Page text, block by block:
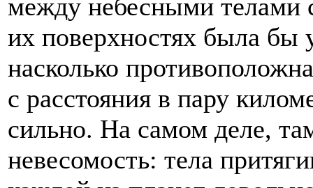
между небесными телами
их поверхностях была бы
насколько
с расстояния в пару
сильно. На самом деле,
невесомость: тела